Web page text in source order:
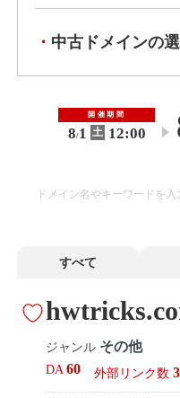
中古ドメインの
開催期間
8/1 土 12:00 〜
すべて
ジャンル その他
DA60 外部リンク数